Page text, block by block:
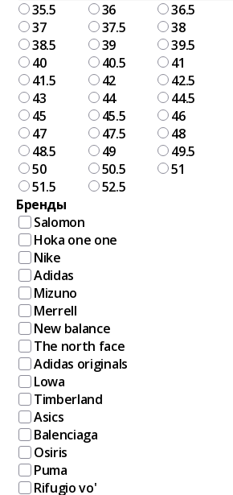
35.5 36
36.5
37
37.5
38
38.5
39
39.5
40
40.5
41
41.5
42
42.5
43
44
44.5
45
45.5
46
47
47.5
48
48.5
49
49.5
50
50.5
51
51.5
52.5
Бренды
Salomon
Hoka one one
Nike
Adidas
Mizuno
Merrell
New balance
The north face
Adidas originals
Lowa
Timberland
Asics
Balenciaga
Osiris
Puma
Rifugio vo'